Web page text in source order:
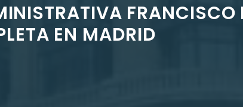
FRANCISCO
EN MADRID